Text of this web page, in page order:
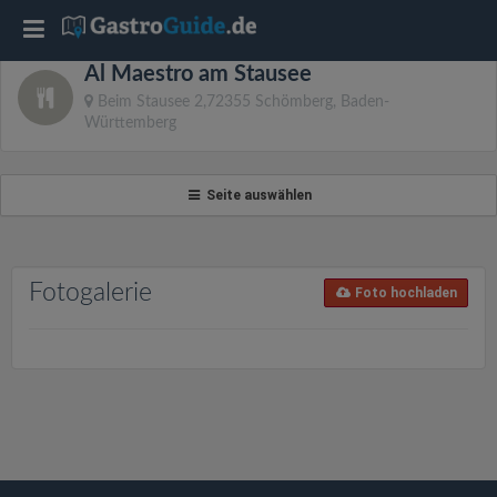
Al Maestro am Stausee
Beim Stausee 2,72355 Schömberg, Baden-
Württemberg
Seite auswählen
Fotogalerie Foto hochladen
T
o